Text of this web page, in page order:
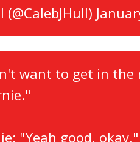
want to get in
"Yeah good, okay."